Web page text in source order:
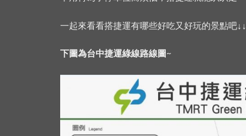
一起來看看搭捷運有哪些好吃又好玩的景點吧↓↓
下圖為台中捷運綠線路線圖~